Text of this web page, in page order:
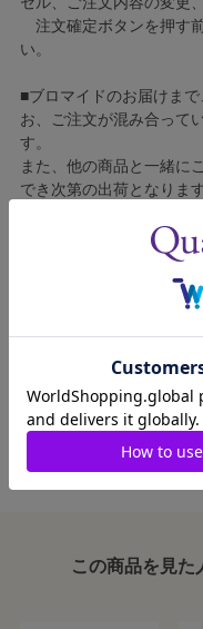
注文確定ボタンを押す
い。
■ブロマイドのお届けま
お、ご注文が混み合って
す。
また、他の商品と一緒に
でき次第の出荷となりま
■コンビニ決済をご利用
■ブロマイドの個包装は
で、お手数ですが弊社カ
この商品を見た